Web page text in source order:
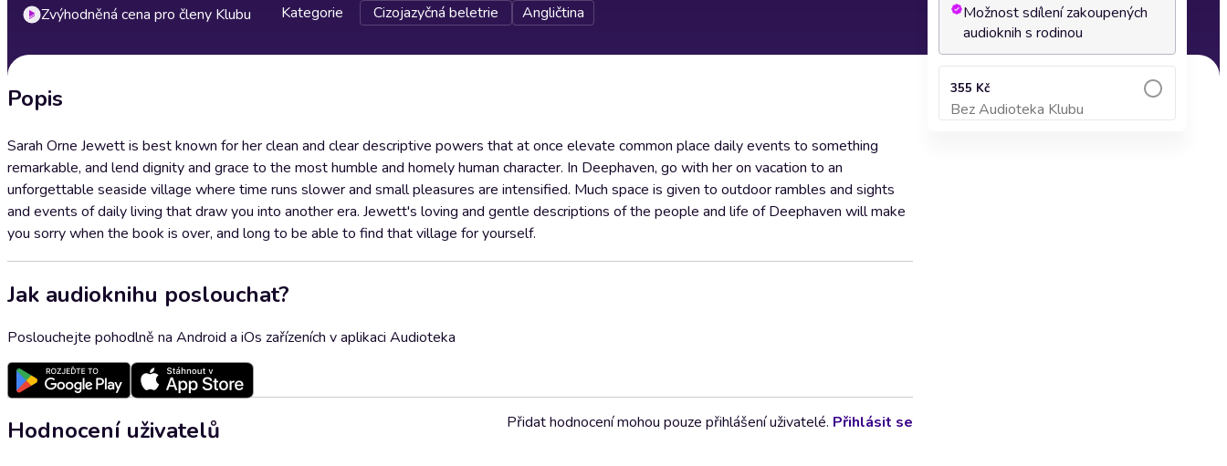
Zvýhodněná cena pro členy Klubu
Kategorie
Cizojazyčná beletrie Angličtina
Popis
Sarah Orne Jewett is best known for her clean and clear descriptive powers that at once elevate common place daily events to something
remarkable, and lend dignity and grace to the most humble and homely human character. In Deephaven, go with her on vacation to an
unforgettable seaside village where time runs slower and small pleasures are intensified. Much space is given to outdoor rambles and sights
and events of daily living that draw you into another era. Jewett's loving and gentle descriptions of the people and life of Deephaven will make
you sorry when the book is over, and long to be able to find that village for yourself.
Jak audioknihu poslouchat?
Poslouchejte pohodlně na Android a iOs zařízeních v aplikaci Audioteka
Hodnocení uživatelů Přidat hodnocení mohou pouze přihlášení uživatelé. Přihlásit se
Možnost sdílení zakoupených
audioknih s rodinou
355 Kč
Bez Audioteka Klubu
Přidat do košíku